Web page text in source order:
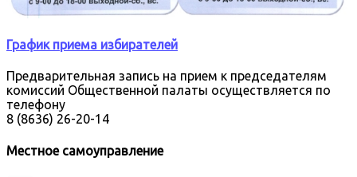
График приема избирателей
Предварительная запись на прием к председателям
комиссий Общественной палаты осуществляется по
телефону
8 (8636) 26-20-14
Местное самоуправление